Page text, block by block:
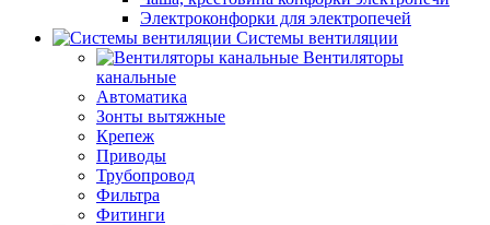
Электроконфорки для электропечей
Системы вентиляции
Вентиляторы
канальные
Автоматика
Зонты вытяжные
Крепеж
Приводы
Трубопровод
Фильтра
Фитинги